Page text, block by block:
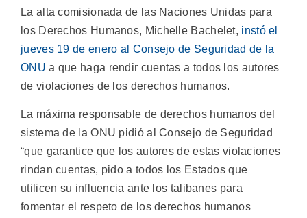
La alta comisionada de las Naciones Unidas para
los Derechos Humanos, Michelle Bachelet, instó el
jueves 19 de enero al Consejo de Seguridad de la
ONU a que haga rendir cuentas a todos los autores
de violaciones de los derechos humanos.
La máxima responsable de derechos humanos del
sistema de la ONU pidió al Consejo de Seguridad
“que garantice que los autores de estas violaciones
rindan cuentas, pido a todos los Estados que
utilicen su influencia ante los talibanes para
fomentar el respeto de los derechos humanos